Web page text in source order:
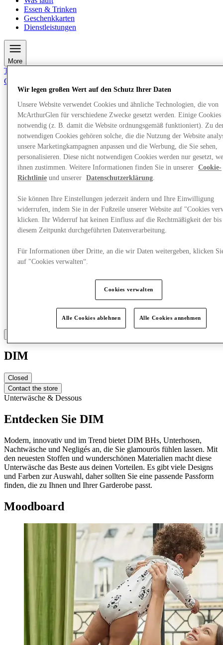
Essen & Trinken
Geschenkkarten
Dienstleistungen
More
Tritt dem Club bei.
Gespeicherte Gegenstände
de
Angebote
Geschäfte
Planen Sie Ihren Besuch
Was läuft
Essen & Trinken
Geschenkkarten
Dienstleistungen
DIM
Closed
Contact the store
Unterwäsche & Dessous
Entdecken Sie DIM
Modern, innovativ und im Trend bietet DIM BHs, Unterhosen,
Nachtwäsche und Negligés an, die Sie glamourös fühlen lassen. Mit
den neuesten Stoffen und wunderschönen Materialien macht diese
Unterwäsche das Beste aus deinen Vorteilen. Es gibt viele Designs
und Farben zur Auswahl, daher sollten Sie eine passende Passform
finden, die zu Ihnen und Ihrer Garderobe passt.
Moodboard
Wir legen großen Wert auf den Schutz Ihrer Daten
Unsere Website verwendet Cookies und ähnliche Technologien, die von
McArthurGlen für verschiedene Zwecke gesetzt werden. Einige Cookies
notwendig (z. B. damit die Website ordnungsgemäß funktioniert). Zu
notwendigen Cookies gehören solche, die die Nutzung der Website
unsere Marketingkampagnen anpassen und die Werbung, die Sie sehen,
personalisieren. Diese nicht notwendigen Cookies werden nur gesetzt,
ihnen zustimmen. Weitere Informationen finden Sie in unserer
Cookie-
Richtlinie und unserer Datenschutzerklärung.
Sie können Ihre Einstellungen jederzeit ändern und Ihre Einwilligung
widerrufen, indem Sie in der Fußzeile unserer Website auf "Cookies
klicken. Ihr Widerruf hat keinen Einfluss auf die Rechtmäßigkeit der bis
diesem Zeitpunkt durchgeführten Datenverarbeitung.
Für Informationen über Dritte, an die wir Daten weitergeben, klicken
auf "Cookies verwalten“.
Cookies verwalten
Alle Cookies ablehnen Alle Cookies annehmen